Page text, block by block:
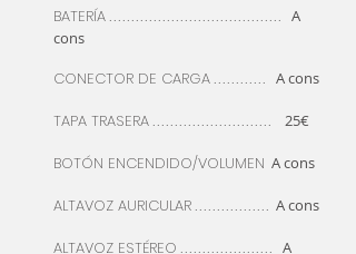
BATERÍA.......................................
A
cons
CONECTOR DE CARGA............ A cons
TAPA TRASERA........................... 25€
BOTÓN ENCENDIDO/VOLUMEN A cons
ALTAVOZ AURICULAR................. A cons
ALTAVOZ ESTÉREO .....................
A